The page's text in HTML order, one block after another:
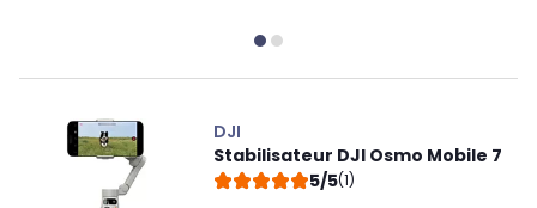
DJI
Stabilisateur DJI Osmo Mobile 7
5/5(1)